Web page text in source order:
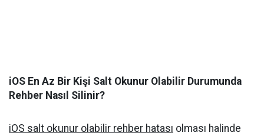
iOS En Az Bir Kişi Salt Okunur Olabilir Durumunda
Rehber Nasıl Silinir?
iOS salt okunur olabilir rehber hatası olması halinde